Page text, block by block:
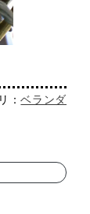
：ベランダ